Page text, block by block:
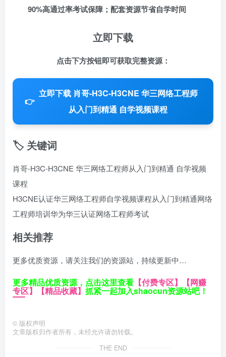
90%高通过率考试保障；配套资源节省自学时间
立即下载
点击下方按钮即可获取完整资源：
👉
立即下载 肖哥-H3C-H3CNE 华三网络工程师
从入门到精通 自学视频课程
🏷️ 关键词
肖哥-H3C-H3CNE 华三网络工程师从入门到精通 自学视频
课程
H3CNE认证华三网络工程师自学视频课程从入门到精通网络
工程师培训华为华三认证网络工程师考试
相关推荐
更多优质资源，请关注我们的资源站，持续更新中…
更多精品优质资源，点击这里查看 【付费专区】 【网赚
专区】 【精品收藏】 抓紧一起加入shaocun资源站吧！
© 版权声明
文章版权归作者所有，未经允许请勿转载。
THE END